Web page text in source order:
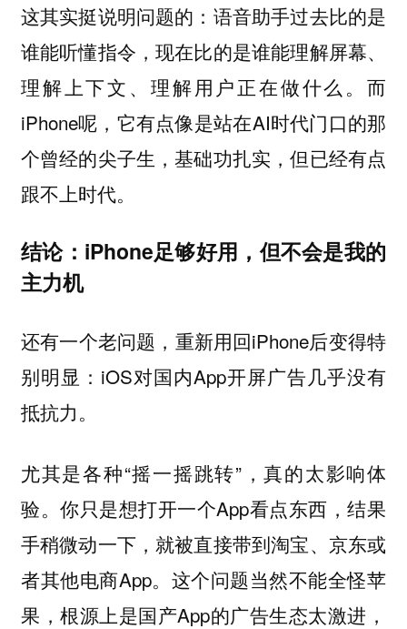
这其实挺说明问题的：语音助手过去比的是
谁能听懂指令，现在比的是谁能理解屏幕、
理解上下文、理解用户正在做什么。而
iPhone呢，它有点像是站在AI时代门口的那
个曾经的尖子生，基础功扎实，但已经有点
跟不上时代。
结论：iPhone足够好用，但不会是我的
主力机
还有一个老问题，重新用回iPhone后变得特
别明显：iOS对国内App开屏广告几乎没有
抵抗力。
尤其是各种“摇一摇跳转”，真的太影响体
验。你只是想打开一个App看点东西，结果
手稍微动一下，就被直接带到淘宝、京东或
者其他电商App。这个问题当然不能全怪苹
果，根源上是国产App的广告生态太激进，